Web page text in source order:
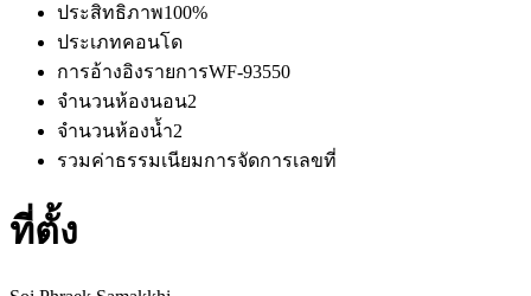
ประสิทธิภาพ100%
ประเภทคอนโด
การอ้างอิงรายการWF-93550
จำนวนห้องนอน2
จำนวนห้องน้ำ2
รวมค่าธรรมเนียมการจัดการเลขที่
ที่ตั้ง